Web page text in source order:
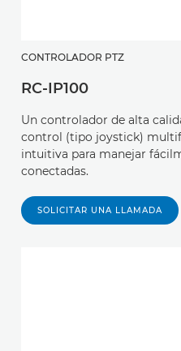
CONTROLADOR PTZ
RC-IP100
Un controlador de alta
control (tipo joystick)
intuitiva para manejar
conectadas.
SOLICITAR UNA LLAMADA